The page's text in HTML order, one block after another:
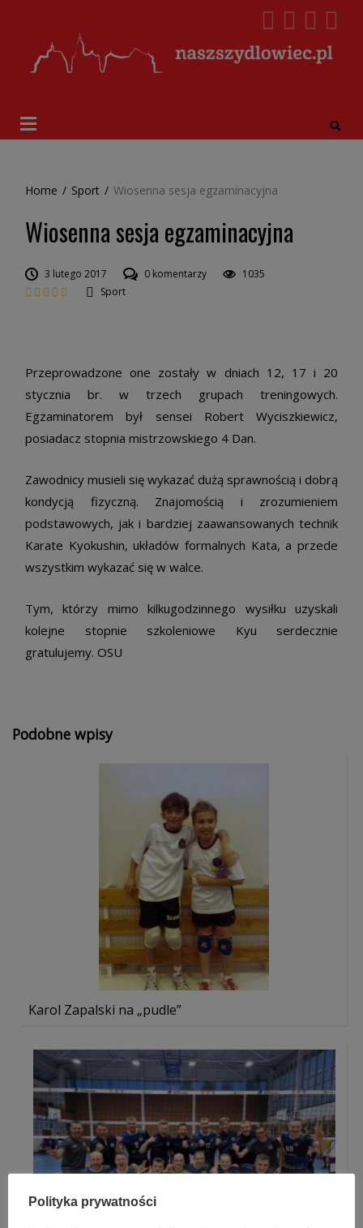
Home / Sport / Wiosenna sesja egzaminacyjna
Wiosenna sesja egzaminacyjna
3 lutego 2017 0 komentarzy
1035
Sport
Przeprowadzone one zostały w dniach 12, 17 i 20
stycznia br. w trzech grupach treningowych.
Egzaminatorem był sensei Robert Wyciszkiewicz,
posiadacz stopnia mistrzowskiego 4 Dan.
Zawodnicy musieli się wykazać dużą sprawnością i dobrą
kondycją fizyczną. Znajomością i zrozumieniem
podstawowych, jak i bardziej zaawansowanych technik
Karate Kyokushin, układów formalnych Kata, a przede
wszystkim wykazać się w walce.
Tym, którzy mimo kilkugodzinnego wysiłku uzyskali
kolejne stopnie szkoleniowe Kyu serdecznie
gratulujemy. OSU
Podobne wpisy
Karol Zapalski na „pudle”
Polityka prywatności